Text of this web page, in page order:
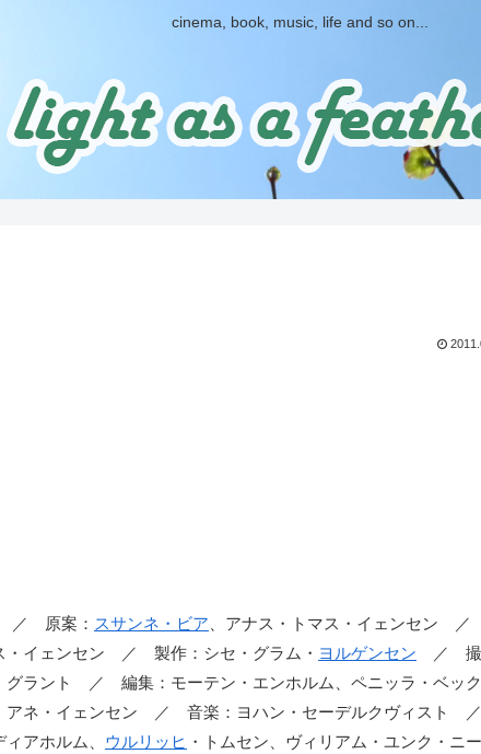
cinema, book, music, life and so on...
／ 原案： スサンネ・ビア 、アナス・トマス・イェンセン
イェンセン ／ 製作：シセ・グラム・ ヨルゲンセン ／ 撮
ラント ／ 編集：モーテン・エンホルム、ペニッラ・ベッ
アネ・イェンセン ／ 音楽：ヨハン・セーデルクヴィスト
アホルム、 ウルリッヒ ・トムセン、ヴィリアム・ユンク・ニ